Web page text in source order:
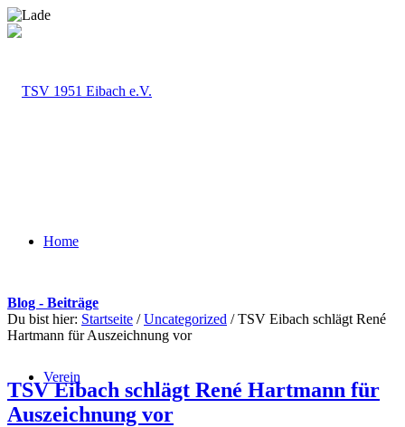
Home
Verein
Blog - Beiträge
Du bist hier: Startseite / Uncategorized / TSV Eibach schlägt René
Hartmann für Auszeichnung vor
TSV Eibach schlägt René Hartmann für
Auszeichnung vor